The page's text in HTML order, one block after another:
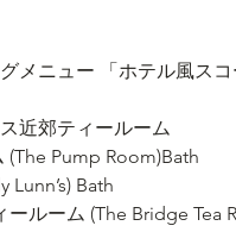
メニュー 「ホテル風スコ
近郊ティールーム
(The Pump Room)Bath
Lunn’s) Bath
ールーム (The Bridge Tea